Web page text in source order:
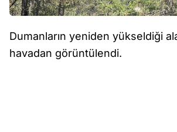
Dumanların yeniden yükseldiği
havadan görüntülendi.